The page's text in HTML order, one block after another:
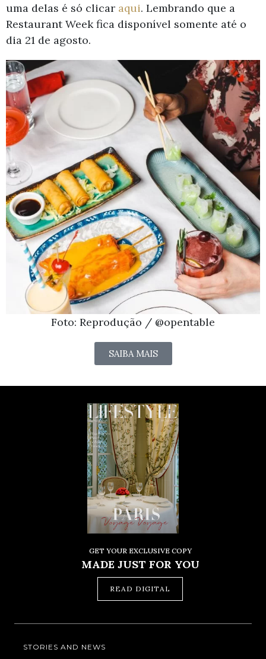
uma delas é só clicar aqui. Lembrando que a
Restaurant Week fica disponível somente até o
dia 21 de agosto.
Foto: Reprodução / @opentable
SAIBA MAIS
GET YOUR EXCLUSIVE COPY
MADE JUST FOR YOU
READ DIGITAL
STORIES AND NEWS